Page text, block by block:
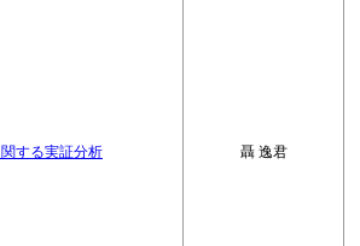
する実証分析 聶 逸君